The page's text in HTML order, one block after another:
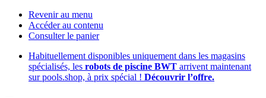
Revenir au menu
Accéder au contenu
Consulter le panier
Habituellement disponibles uniquement dans les magasins
spécialisés, les robots de piscine BWT arrivent maintenant
sur pools.shop, à prix spécial ! Découvrir l’offre.